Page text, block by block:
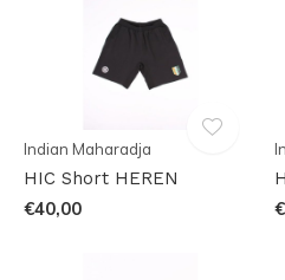
Indian Maharadja
HIC Short HEREN
€40,00